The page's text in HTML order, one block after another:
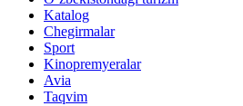
Katalog
Chegirmalar
Sport
Kinopremyeralar
Avia
Taqvim